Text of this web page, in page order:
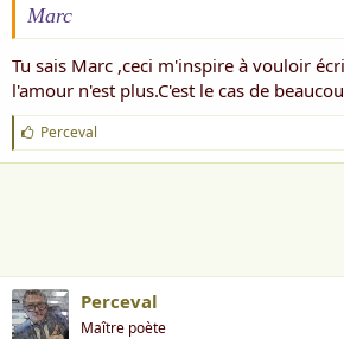
Marc
Tu sais Marc ,ceci m'inspire à vouloir
l'amour n'est plus.C'est le cas de
J
'
a
Perceval
Perceval
Maître poète